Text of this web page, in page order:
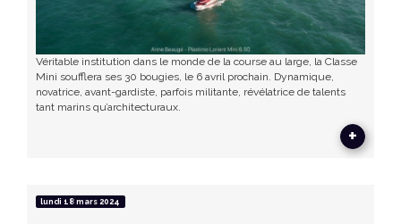
Véritable institution dans le monde de la course au large, la Classe
Mini soufflera ses 30 bougies, le 6 avril prochain. Dynamique,
novatrice, avant-gardiste, parfois militante, révélatrice de talents
tant marins qu’architecturaux.
+
lundi 18 mars 2024